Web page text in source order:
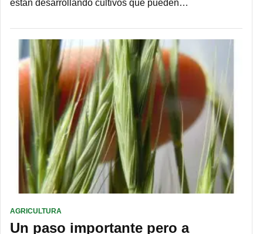
están desarrollando cultivos que pueden…
AGRICULTURA
Un paso importante pero a